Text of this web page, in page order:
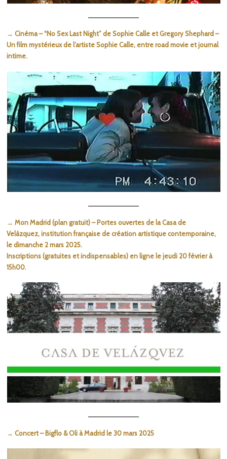
→ Cinéma – “No Sex Last Night” de Sophie Calle et Gregory Shephard –
Un film mystérieux de l’artiste Sophie Calle, entre road movie et journal
intime.
→ Mon Madrid (plan gratuit) – Portes ouvertes de la Casa de
Velázquez, institution française de création artistique contemporaine,
le dimanche 2 mars 2025.
Inscriptions (gratuites et indispensables) en ligne le jeudi 20 février à
15h00.
→ Concert – Bigflo & Oli à Madrid le 30 mars 2025